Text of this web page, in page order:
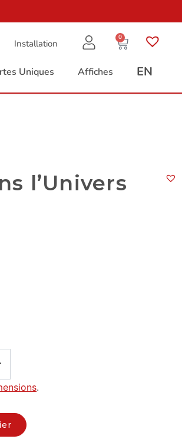
Installation
0
Uniques Affiches EN
l’Univers
.